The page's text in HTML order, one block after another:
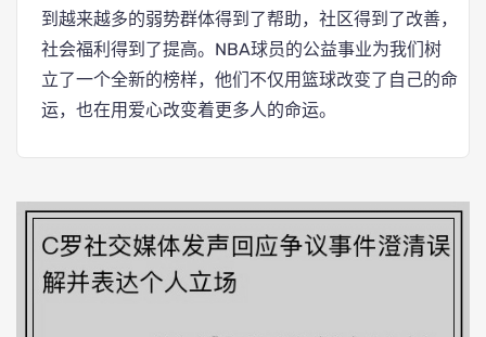
到越来越多的弱势群体得到了帮助，社区得到了改善，
社会福利得到了提高。NBA球员的公益事业为我们树
立了一个全新的榜样，他们不仅用篮球改变了自己的命
运，也在用爱心改变着更多人的命运。